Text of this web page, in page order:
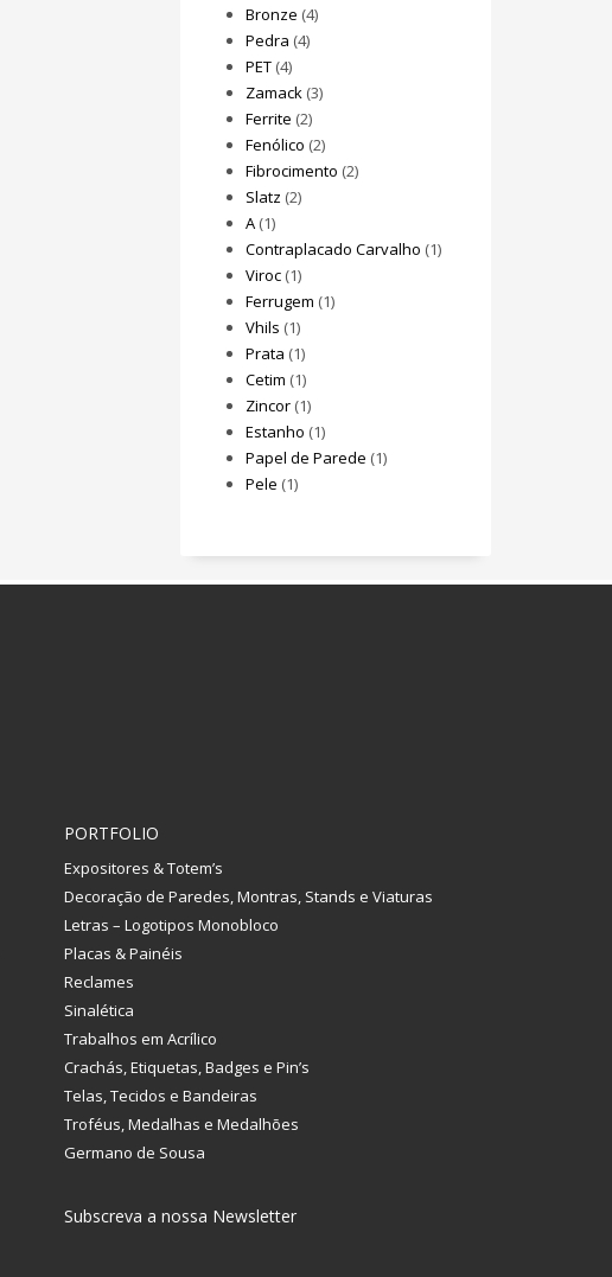
Bronze (4)
Pedra (4)
PET(4)
Zamack(3)
Ferrite (2)
Fenólico (2)
Fibrocimento (2)
Slatz (2)
A(1)
Contraplacado Carvalho (1)
Viroc(1)
Ferrugem (1)
Vhils (1)
Prata (1)
Cetim (1)
Zincor(1)
Estanho (1)
Papel de Parede (1)
Pele (1)
PORTFOLIO
Expositores & Totem’s
Decoração de Paredes, Montras, Stands e Viaturas
Letras – Logotipos Monobloco
Placas & Painéis
Reclames
Sinalética
Trabalhos em Acrílico
Crachás, Etiquetas, Badges e Pin’s
Telas, Tecidos e Bandeiras
Troféus, Medalhas e Medalhões
Germano de Sousa
Subscreva a nossa Newsletter